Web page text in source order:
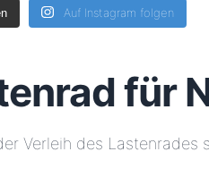
Auf Instagram folgen
für
Verleih des Lastenrades